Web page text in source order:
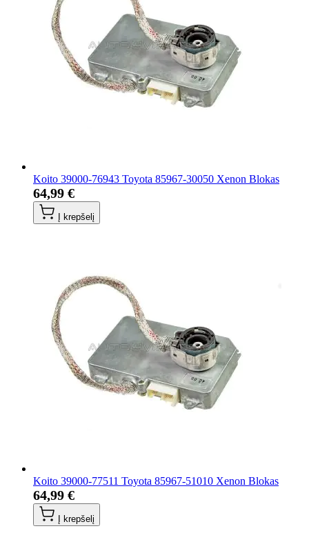
Koito 39000-76943 Toyota 85967-30050 Xenon Blokas
64,99 €
Į krepšelį
Koito 39000-77511 Toyota 85967-51010 Xenon Blokas
64,99 €
Į krepšelį